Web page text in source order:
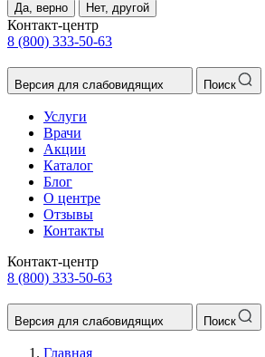
Да, верно Нет, другой
Контакт-центр
8 (800) 333-50-63
Версия для слабовидящих Поиск
Услуги
Врачи
Акции
Каталог
Блог
О центре
Отзывы
Контакты
Контакт-центр
8 (800) 333-50-63
Версия для слабовидящих Поиск
Главная